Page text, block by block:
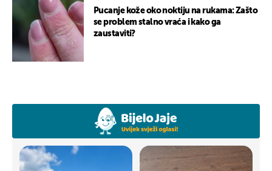
Pucanje kože oko noktiju na rukama: Zašto
se problem stalno vraća i kako ga
zaustaviti?